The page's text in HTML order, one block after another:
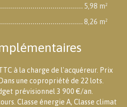
5,98 m²
8,26 m²
à la charge de l'acquéreur. Prix
une copropriété de 22 lots.
prévisionnel 3 900 €/an.
Classe énergie A, Classe climat